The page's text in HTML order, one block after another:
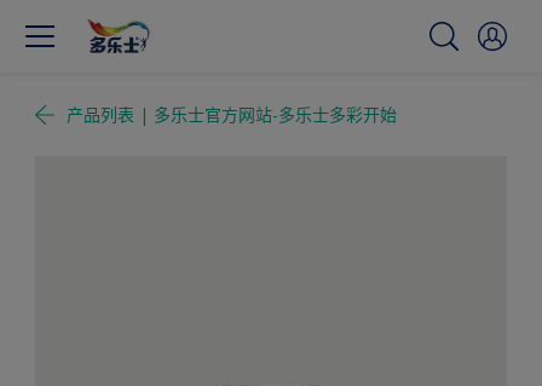
产品列表 | 多乐士官方网站-多乐士多彩开始